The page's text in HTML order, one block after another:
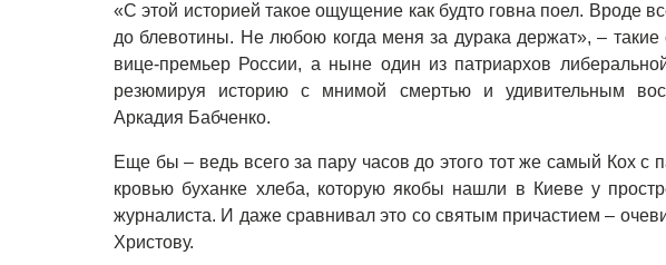
«С этой историей такое ощущение как будто говна поел. Вроде
до блевотины. Не любою когда меня за дурака держат», –
вице-премьер России, а ныне один из патриархов
резюмируя историю с мнимой смертью и удивительным
Аркадия Бабченко.
Еще бы – ведь всего за пару часов до этого тот же самый Кох с
кровью буханке хлеба, которую якобы нашли в Киеве у
журналиста. И даже сравнивал это со святым причастием –
Христову.